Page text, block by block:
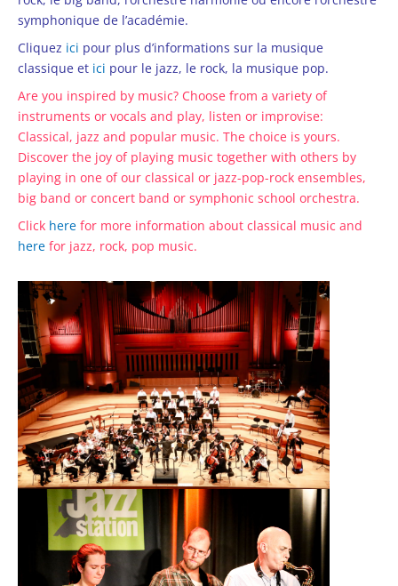
symphonique de l’académie.
Cliquez ici pour plus d’informations sur la musique
classique et ici pour le jazz, le rock, la musique pop.
Are you inspired by music? Choose from a variety of
instruments or vocals and play, listen or improvise:
Classical, jazz and popular music. The choice is yours.
Discover the joy of playing music together with others by
playing in one of our classical or jazz-pop-rock ensembles,
big band or concert band or symphonic school orchestra.
Click here for more information about classical music and
here for jazz, rock, pop music.